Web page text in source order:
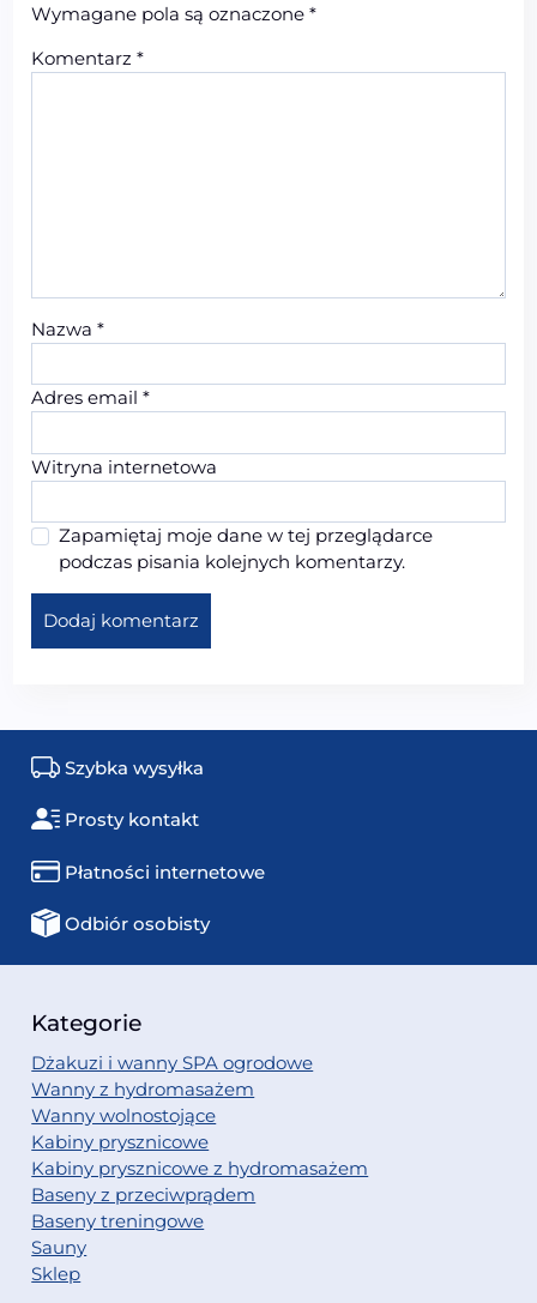
Wymagane pola są oznaczone*
Komentarz*
Nazwa*
Adres email*
Witryna internetowa
Zapamiętaj moje dane w tej przeglądarce
podczas pisania kolejnych komentarzy.
Szybka wysyłka
Prosty kontakt
Płatności internetowe
Odbiór osobisty
Kategorie
Dżakuzi i wanny SPA ogrodowe
Wanny z hydromasażem
Wanny wolnostojące
Kabiny prysznicowe
Kabiny prysznicowe z hydromasażem
Baseny z przeciwprądem
Baseny treningowe
Sauny
Sklep